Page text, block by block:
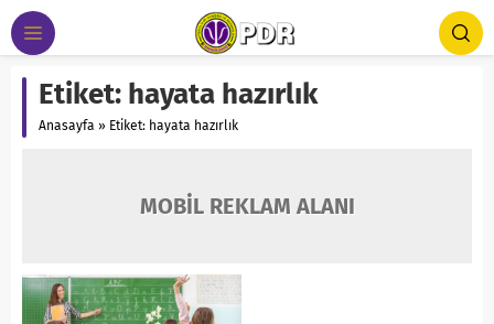
Etiket: hayata hazırlık
Anasayfa » Etiket: hayata hazırlık
MOBİL REKLAM ALANI